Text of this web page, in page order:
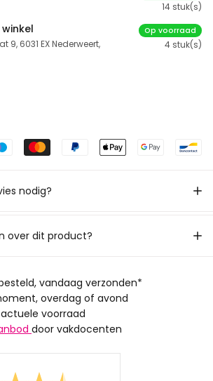
14 stuk(s)
9, 6031 EX Nederweert,
Op voorraad
4 stuk(s)
nodig?
over dit product?
vandaag verzonden*
overdag of avond
voorraad
door vakdocenten